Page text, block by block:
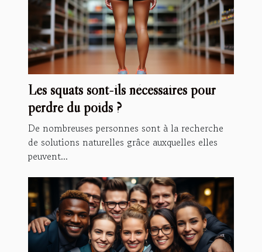
Les squats sont-ils nécessaires pour
perdre du poids ?
De nombreuses personnes sont à la recherche
de solutions naturelles grâce auxquelles elles
peuvent...